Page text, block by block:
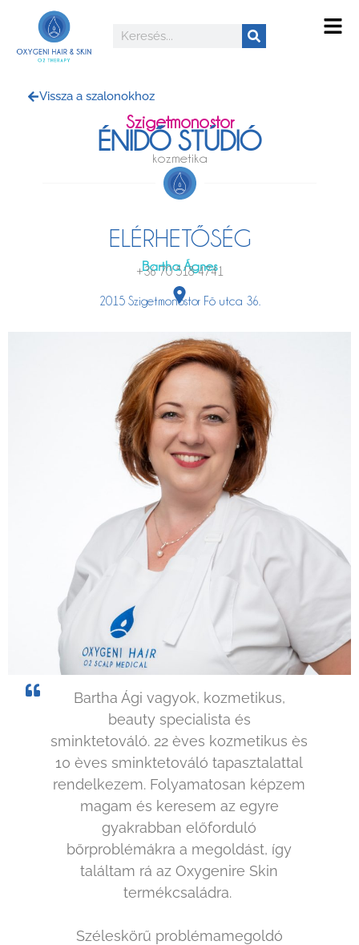
Vissza a szalonokhoz
Szigetmonostor
ÉNIDŐ STÚDIÓ
kozmetika
ELÉRHETŐSÉG
Bartha Ágnes
+36 70 518 4741
2015 Szigetmonostor Fő utca 36.
Bartha Ági vagyok, kozmetikus,
beauty specialista és
sminktetováló. 22 èves kozmetikus ès
10 èves sminktetováló tapasztalattal
rendelkezem. Folyamatosan képzem
magam és keresem az egyre
gyakrabban előforduló
bőrproblémákra a megoldást, így
találtam rá az Oxygenire Skin
termékcsaládra.
Széleskörű problémamegoldó